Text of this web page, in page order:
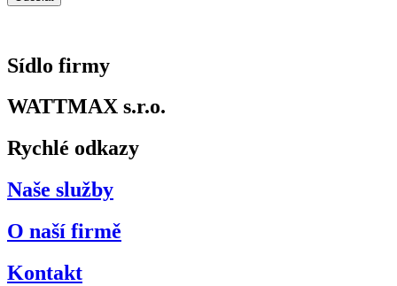
Sídlo firmy
WATTMAX s.r.o.
Rychlé odkazy
Naše služby
O naší firmě
Kontakt